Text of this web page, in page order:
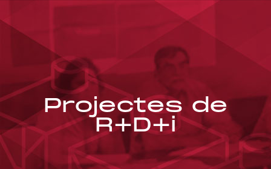
Projectes de
R+D+i